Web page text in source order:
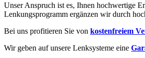
Unser Anspruch ist es, Ihnen hochwertige
Lenkungsprogramm ergänzen wir durch
Bei uns profitieren Sie von kostenfreiem
Wir geben auf unsere Lenksysteme eine